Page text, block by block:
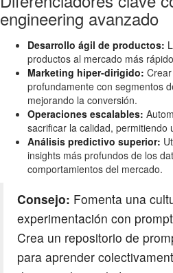
engineering avanzado
Desarrollo ágil de productos:
productos al mercado más
Marketing hiper-dirigido:
profundamente con segmentos
mejorando la conversión.
Operaciones escalables:
sacrificar la calidad, permitiendo
Análisis predictivo superior:
insights más profundos de los
comportamientos del mercado.
Consejo: Fomenta una
experimentación con
Crea un repositorio de
para aprender